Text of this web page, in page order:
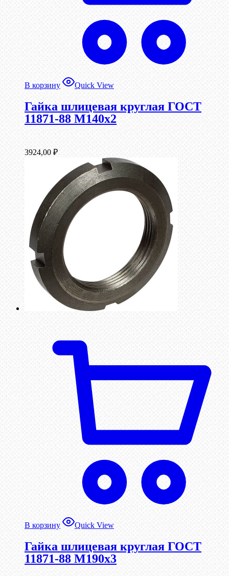
В корзину Quick View
Гайка шлицевая круглая ГОСТ
11871-88 М140х2
3924,00 ₽
В корзину Quick View
Гайка шлицевая круглая ГОСТ
11871-88 М190х3